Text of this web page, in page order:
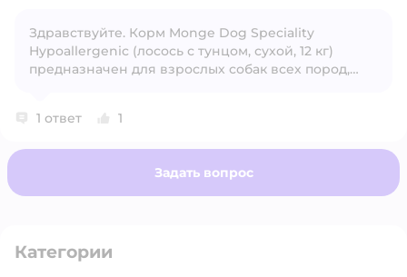
Открыть вопрос
Здравствуйте. Корм Monge Dog Speciality
Hypoallergenic (лосось с тунцом, сухой, 12 кг)
предназначен для взрослых собак всех пород,
линейку Monge Puppy, которая учитывает
1 ответ 1
Задать вопрос
Категории